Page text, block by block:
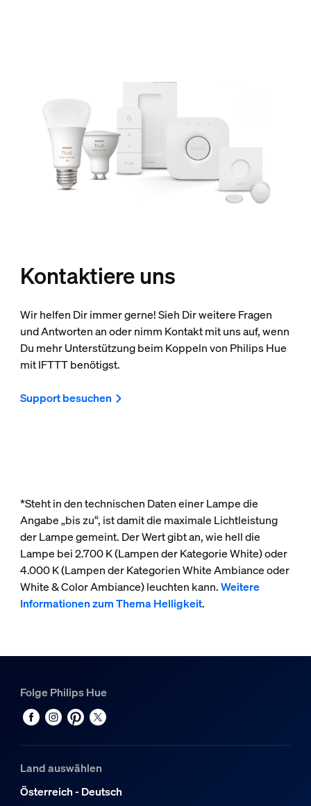
Kontaktiere uns
Wir helfen Dir immer gerne! Sieh Dir weitere Fragen
und Antworten an oder nimm Kontakt mit uns auf, wenn
Du mehr Unterstützung beim Koppeln von Philips Hue
mit IFTTT benötigst.
Support besuchen
*Steht in den technischen Daten einer Lampe die
Angabe „bis zu“, ist damit die maximale Lichtleistung
der Lampe gemeint. Der Wert gibt an, wie hell die
Lampe bei 2.700 K (Lampen der Kategorie White) oder
4.000 K (Lampen der Kategorien White Ambiance oder
White & Color Ambiance) leuchten kann.Weitere
Informationen zum Thema Helligkeit.
Folge Philips Hue
Land auswählen
Österreich - Deutsch